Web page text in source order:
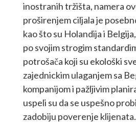
inostranih tržišta, namera
proširenjem ciljala je
kao što su Holandija i
po svojim strogim
potrošača koji su ekološki
zajednickim ulaganjem sa
kompanijom i pažljivim
uspeli su da se uspešno
zadobiju poverenje klijenata.